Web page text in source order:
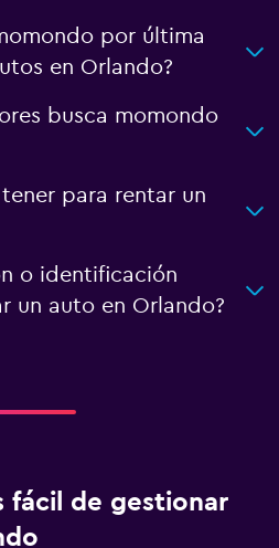
por última
en Orlando?
busca momondo
para rentar un
o identificación
un auto en Orlando?
fácil de gestionar